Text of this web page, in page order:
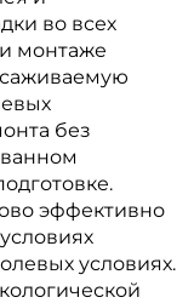
во всех
монтаже
без
эффективно
условиях.